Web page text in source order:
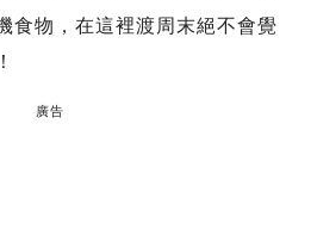
食物，在這裡渡周末絕不會覺
廣告